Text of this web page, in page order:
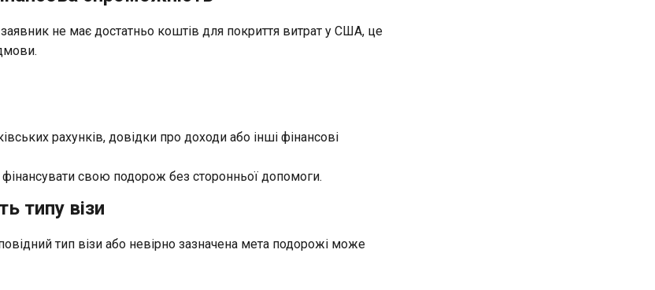
не має достатньо коштів для покриття витрат у США, це
рахунків, довідки про доходи або інші фінансові
свою подорож без сторонньої допомоги.
типу візи
тип візи або невірно зазначена мета подорожі може